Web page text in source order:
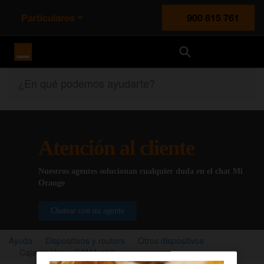
Particulares
900 815 761
Atención al cliente
Nuestros agentes solucionan cualquier duda en el chat Mi
Orange
Chatear con un agente
Ayuda Dispositivos y routers
Otros dispositivos
Caja de Voz – GAMA 110